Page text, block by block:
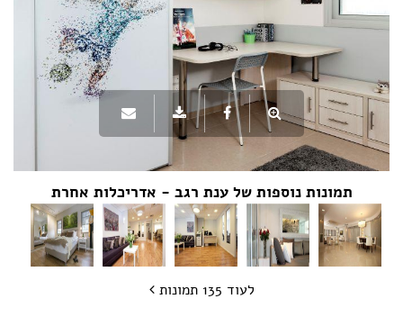
תמונות נוספות של ענת רגב - אדריכלות אחרת
לעוד 135 תמונות